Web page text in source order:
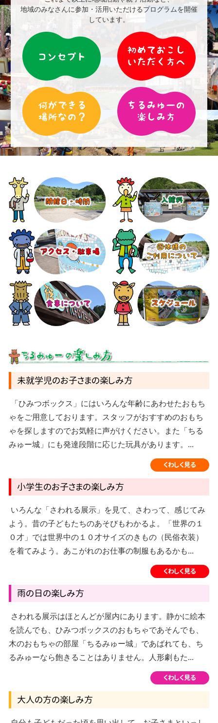
地域のみなさんに参加・活用いただけるプログラムを開催
しています。
未就学児のお子さまの楽しみ方
「ひみつボックス」にはいろんな年齢にあわせたおもち
ゃをご用意しております。スタッフがおすすめのおもち
ゃを探しますのでお気軽に声がけください。また「ちる
みゅー城」にも発達段階に応じた玩具があります。...
くわしく見る
小学生のお子さまの楽しみ方
いろんな「さわれる展示」を見て、さわって、感じてみ
よう。昔の子どもたちのあそびもわかるよ。「世界の１
０才」では世界中の１０才サイズのきもの（民俗衣装）
を着てみよう。あこがれのお仕事の制服もあるかも...
くわしく見る
雨の日の楽しみ方
さわれる展示はほとんどが屋内にあります。静かに絵本
を読んでも、ひみつボックスのおもちゃであそんでも、
木のおもちゃの部屋「ちるみゅー城」であばれても、ち
るみゅーなら飽きることはありません。人形劇もた...
くわしく見る
大人の方の楽しみ方